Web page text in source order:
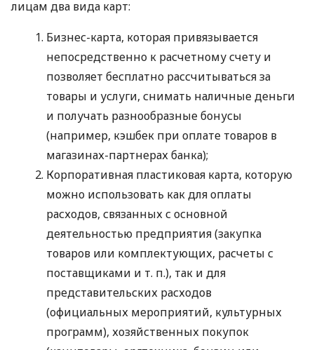
лицам два вида карт:
Бизнес-карта, которая привязывается
непосредственно к расчетному счету и
позволяет бесплатно рассчитываться за
товары и услуги, снимать наличные деньги
и получать разнообразные бонусы
(например, кэшбек при оплате товаров в
магазинах-партнерах банка);
Корпоративная пластиковая карта, которую
можно использовать как для оплаты
расходов, связанных с основной
деятельностью предприятия (закупка
товаров или комплектующих, расчеты с
поставщиками и т. п.), так и для
представительских расходов
(официальных мероприятий, культурных
программ), хозяйственных покупок